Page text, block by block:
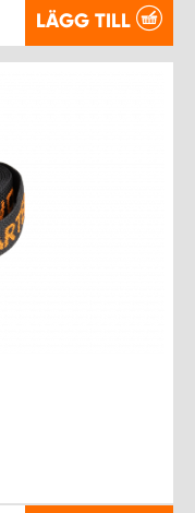
LÄGG TILL